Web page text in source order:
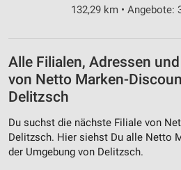
132,29 km • Angebote:
Alle Filialen, Adressen
von Netto Marken-
Delitzsch
Du suchst die nächste Filiale von
Delitzsch. Hier siehst Du alle Netto
der Umgebung von Delitzsch.